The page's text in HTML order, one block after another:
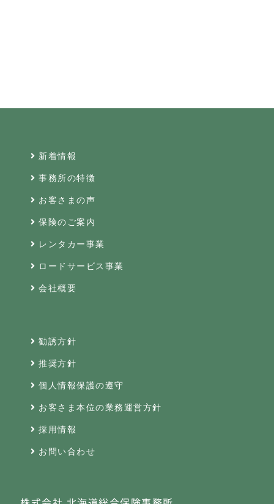
新着情報
事務所の特徴
お客さまの声
保険のご案内
レンタカー事業
ロードサービス事業
会社概要
勧誘方針
推奨方針
個人情報保護の遵守
お客さま本位の業務運営方針
採用情報
お問い合わせ